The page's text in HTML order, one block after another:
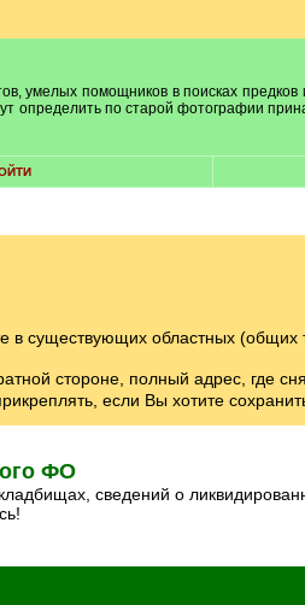
умелых помощников в поисках предков
определить по старой фотографии
в существующих областных (общих
стороне, полный адрес, где
если Вы хотите
ФО